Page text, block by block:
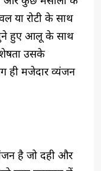
या रोटी के साथ
भुने हुए आलू के साथ
उसके
ही मजेदार व्यंजन
है जो दही और